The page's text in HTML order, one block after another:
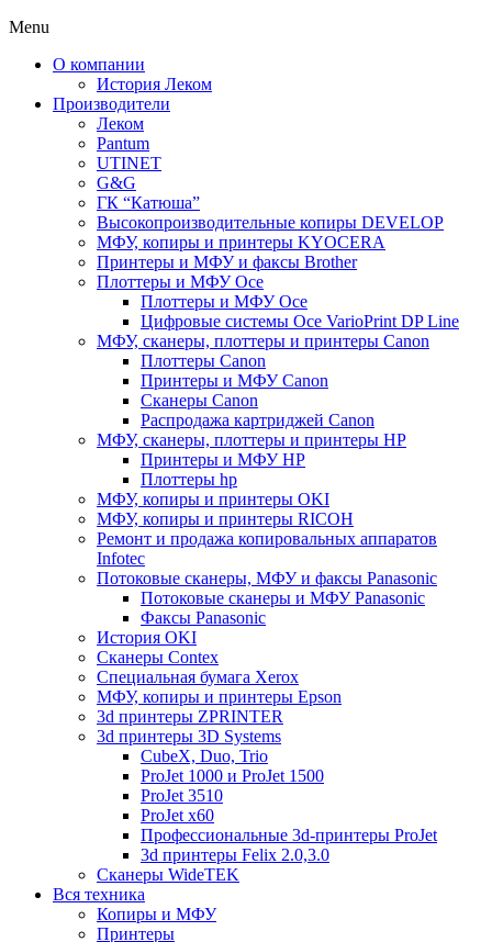
Menu
О компании
История Леком
Производители
Леком
Pantum
UTINET
G&G
ГК “Катюша”
Высокопроизводительные копиры DEVELOP
МФУ, копиры и принтеры KYOCERA
Принтеры и МФУ и факсы Brother
Плоттеры и МФУ Oce
Плоттеры и МФУ Oce
Цифровые системы Oce VarioPrint DP Line
МФУ, сканеры, плоттеры и принтеры Canon
Плоттеры Canon
Принтеры и МФУ Canon
Сканеры Canon
Распродажа картриджей Canon
МФУ, сканеры, плоттеры и принтеры HP
Принтеры и МФУ HP
Плоттеры hp
МФУ, копиры и принтеры OKI
МФУ, копиры и принтеры RICOH
Ремонт и продажа копировальных аппаратов
Infotec
Потоковые сканеры, МФУ и факсы Panasonic
Потоковые сканеры и МФУ Panasonic
Факсы Panasonic
История OKI
Сканеры Contex
Специальная бумага Xerox
МФУ, копиры и принтеры Epson
3d принтеры ZPRINTER
3d принтеры 3D Systems
CubeX, Duo, Trio
ProJet 1000 и ProJet 1500
ProJet 3510
ProJet x60
Профессиональные 3d-принтеры ProJet
3d принтеры Felix 2.0,3.0
Сканеры WideTEK
Вся техника
Копиры и МФУ
Принтеры